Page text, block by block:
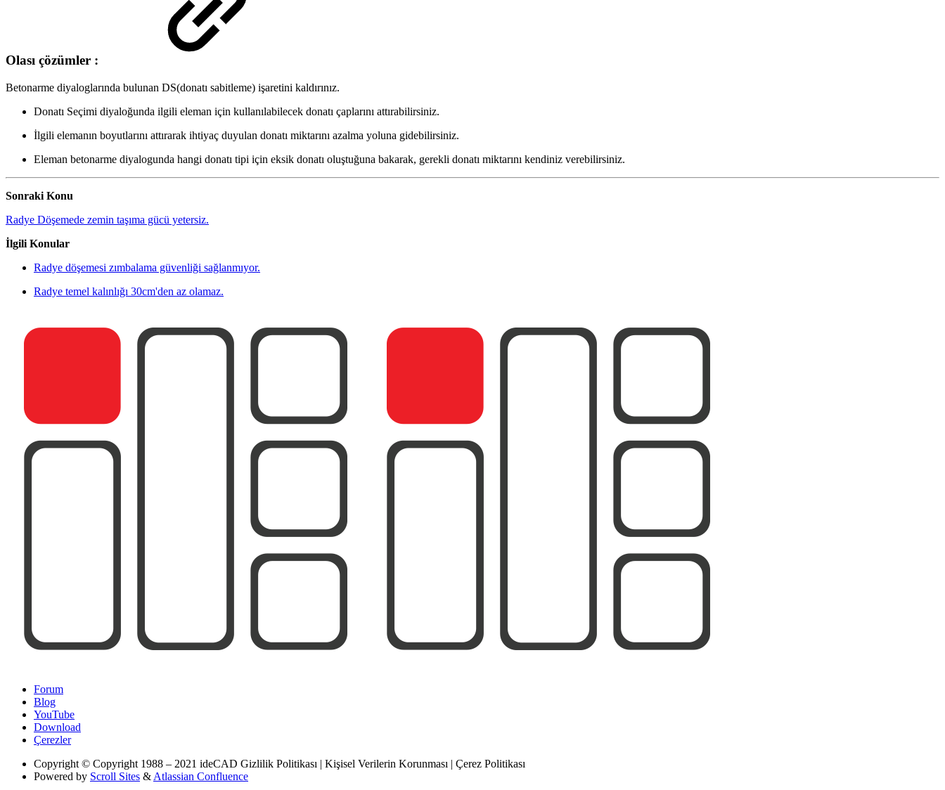
Olası çözümler :
Betonarme diyaloglarında bulunan DS(donatı sabitleme) işaretini kaldırınız.
Donatı Seçimi diyaloğunda ilgili eleman için kullanılabilecek donatı çaplarını attırabilirsiniz.
İlgili elemanın boyutlarını attırarak ihtiyaç duyulan donatı miktarını azalma yoluna gidebilirsiniz.
Eleman betonarme diyalogunda hangi donatı tipi için eksik donatı oluştuğuna bakarak, gerekli donatı miktarını kendiniz verebilirsiniz.
Sonraki Konu
Radye Döşemede zemin taşıma gücü yetersiz.
İlgili Konular
Radye döşemesi zımbalama güvenliği sağlanmıyor.
Radye temel kalınlığı 30cm'den az olamaz.
Forum
Blog
YouTube
Download
Çerezler
Copyright © Copyright 1988 – 2021 ideCAD Gizlilik Politikası | Kişisel Verilerin Korunması | Çerez Politikası
Powered by Scroll Sites & Atlassian Confluence